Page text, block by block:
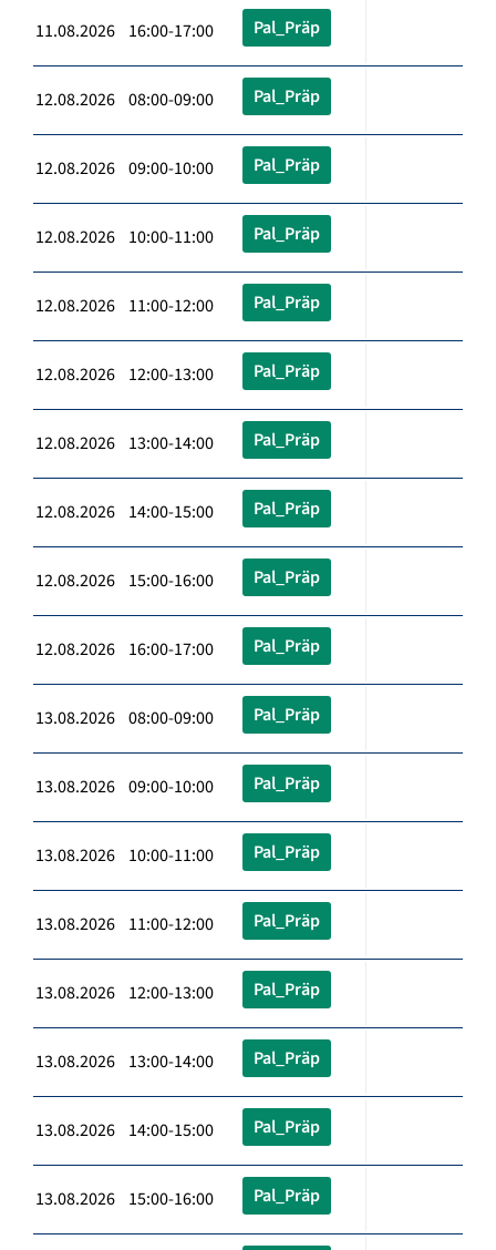
11.08.2026 16:00-17:00 Pal_Präp
12.08.2026 08:00-09:00 Pal_Präp
12.08.2026 09:00-10:00 Pal_Präp
12.08.2026 10:00-11:00 Pal_Präp
12.08.2026 11:00-12:00 Pal_Präp
12.08.2026 12:00-13:00 Pal_Präp
12.08.2026 13:00-14:00 Pal_Präp
12.08.2026 14:00-15:00 Pal_Präp
12.08.2026 15:00-16:00 Pal_Präp
12.08.2026 16:00-17:00 Pal_Präp
13.08.2026 08:00-09:00 Pal_Präp
13.08.2026 09:00-10:00 Pal_Präp
13.08.2026 10:00-11:00 Pal_Präp
13.08.2026 11:00-12:00 Pal_Präp
13.08.2026 12:00-13:00 Pal_Präp
13.08.2026 13:00-14:00 Pal_Präp
13.08.2026 14:00-15:00 Pal_Präp
13.08.2026 15:00-16:00 Pal_Präp